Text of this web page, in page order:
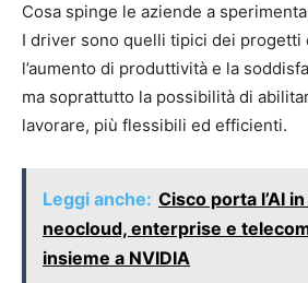
Cosa spinge le aziende a
I driver sono quelli tipici dei progetti
l’aumento di produttività e la
ma soprattutto la possibilità di
lavorare, più flessibili ed efficienti.
Leggi anche: Cisco porta l’AI
neocloud, enterprise e
insieme a NVIDIA